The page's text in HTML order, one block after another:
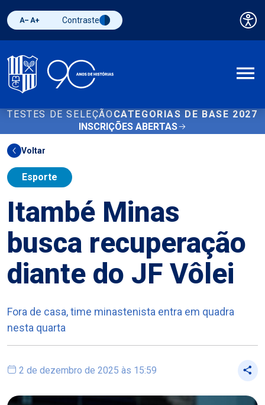
Diminuir fonte
Aumentar fonteAlternar contraste
Contraste
TESTES DE SELEÇÃO CATEGORIAS DE BASE 2027
INSCRIÇÕES ABERTAS
Voltar
Esporte
Itambé Minas
busca recuperação
diante do JF Vôlei
Fora de casa, time minastenista entra em quadra
nesta quarta
2 de dezembro de 2025 às 15:59